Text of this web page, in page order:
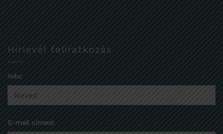
Hírlevél feliratkozás
Név:
E-mail címed: